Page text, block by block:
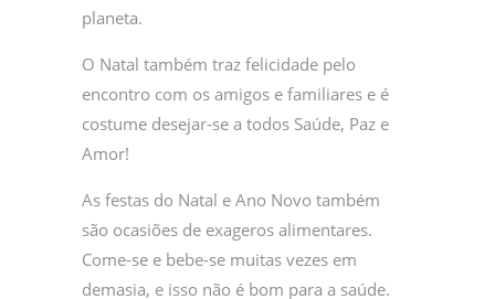
planeta.
O Natal também traz felicidade pelo
encontro com os amigos e familiares e é
costume desejar-se a todos Saúde, Paz e
Amor!
As festas do Natal e Ano Novo também
são ocasiões de exageros alimentares.
Come-se e bebe-se muitas vezes em
demasia, e isso não é bom para a saúde.